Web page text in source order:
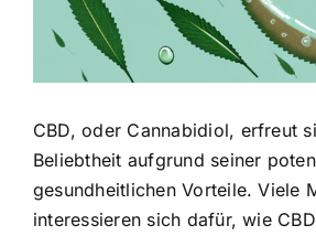
CBD, oder Cannabidiol, erfreut
Beliebtheit aufgrund seiner
gesundheitlichen Vorteile. Viele
interessieren sich dafür, wie